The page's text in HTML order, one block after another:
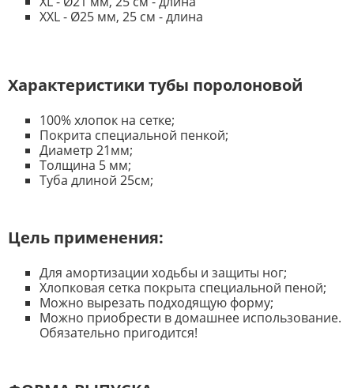
XXL - Ø25 мм, 25 см - длина
Характеристики тубы поролоновой
100% хлопок на сетке;
Покрита специальной пенкой;
Диаметр 21мм;
Толщина 5 мм;
Туба длиной 25см;
Цель применения:
Для амортизации ходьбы и защиты ног;
Хлопковая сетка покрыта специальной пеной;
Можно вырезать подходящую форму;
Можно приобрести в домашнее использование.
Обязательно пригодится!